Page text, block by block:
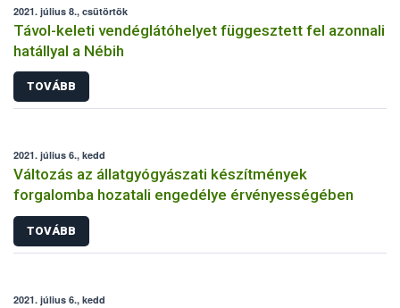
2021. július 8., csütörtök
Távol-keleti vendéglátóhelyet függesztett fel azonnali
hatállyal a Nébih
TOVÁBB
2021. július 6., kedd
Változás az állatgyógyászati készítmények
forgalomba hozatali engedélye érvényességében
TOVÁBB
2021. július 6., kedd